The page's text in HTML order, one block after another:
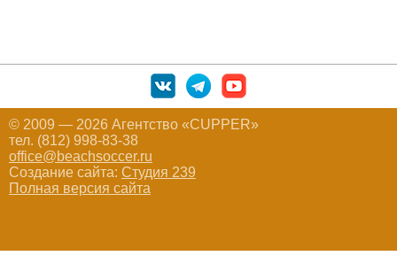
© 2009 — 2026 Агентство «CUPPER»
тел. (812) 998-83-38
office@beachsoccer.ru
Создание сайта: Студия 239
Полная версия сайта